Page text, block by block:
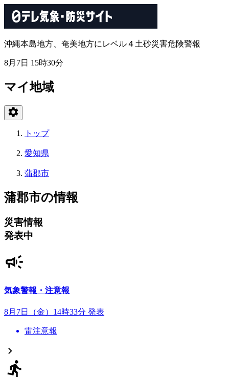
沖縄本島地方、奄美地方にレベル４土砂災害危険警報
8月7日 15時30分
マイ地域
トップ
愛知県
蒲郡市
蒲郡市の情報
災害情報
発表中
気象警報・注意報
8月7日（金）14時33分 発表
雷注意報